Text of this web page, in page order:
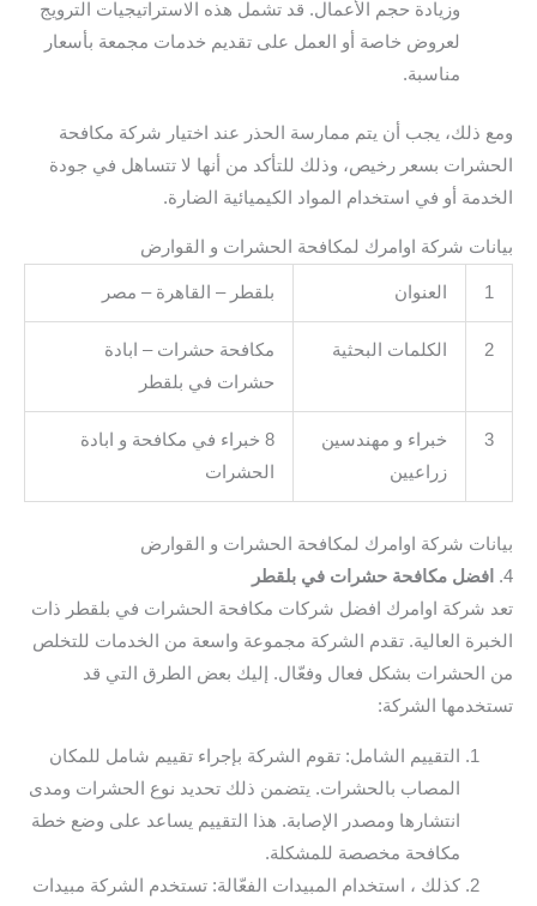
وزيادة حجم الأعمال. قد تشمل هذه الاستراتيجيات الترويج
لعروض خاصة أو العمل على تقديم خدمات مجمعة بأسعار
مناسبة.
ومع ذلك، يجب أن يتم ممارسة الحذر عند اختيار شركة مكافحة
الحشرات بسعر رخيص، وذلك للتأكد من أنها لا تتساهل في جودة
الخدمة أو في استخدام المواد الكيميائية الضارة.
بيانات شركة اوامرك لمكافحة الحشرات و القوارض
1 العنوان بلقطر – القاهرة – مصر
2 الكلمات البحثية
مكافحة حشرات – ابادة
حشرات في بلقطر
3
خبراء و مهندسين
زراعيين
8 خبراء في مكافحة و ابادة
الحشرات
بيانات شركة اوامرك لمكافحة الحشرات و القوارض
4.
افضل مكافحة حشرات في بلقطر
تعد شركة اوامرك افضل شركات مكافحة الحشرات في بلقطر ذات
الخبرة العالية. تقدم الشركة مجموعة واسعة من الخدمات للتخلص
من الحشرات بشكل فعال وفعّال. إليك بعض الطرق التي قد
تستخدمها الشركة:
التقييم الشامل: تقوم الشركة بإجراء تقييم شامل للمكان
المصاب بالحشرات. يتضمن ذلك تحديد نوع الحشرات ومدى
انتشارها ومصدر الإصابة. هذا التقييم يساعد على وضع خطة
مكافحة مخصصة للمشكلة.
كذلك ، استخدام المبيدات الفعّالة: تستخدم الشركة مبيدات